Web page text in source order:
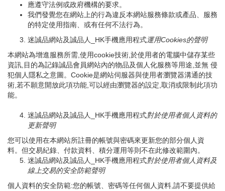
應遵守法例或政府機構的要求。
我們發覺您在網站上的行為違反本網站服務條款或產品、服務
的特定使用指南、或有任何不法行為。
迷誠品網站及誠品人_HK手機應用程式運用Cookies的聲明
本網站為增進服務所需,使用cookie技術,於使用者的電腦中儲存某些
資訊,目的為記錄誠品會員網站內的物品及個人化服務等用途,並無 侵
犯個人隱私之意圖。Cookie是網站伺服器與使用者瀏覽器溝通的技
術,若不願意開放此項功能,可以經由瀏覽器的設定,取消或限制此項功
能。
迷誠品網站及誠品人_HK手機應用程式對於使用者個人資料的
更新聲明
您可以使用在本網站所註冊的帳號與密碼來更新您的部分個人資
料。但交易紀錄、付款資料、積分運用等則不在此修改範圍內。
迷誠品網站及誠品人_HK手機應用程式對於使用者個人資料及
線上交易的安全防範聲明
個人資料的安全防範:您的帳號、密碼等任何個人資料,請不要提供給